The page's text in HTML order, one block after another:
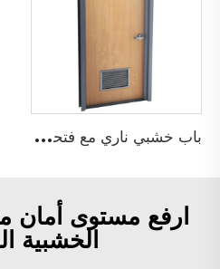
ب
اب خشبي ناري مع فتحات تهوية
ارفع مستوى أمان
الخشبية